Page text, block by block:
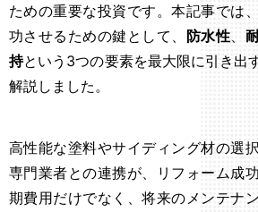
ための重要な投資です。本記事では
功させるための鍵として、 防水性、
持という3つの要素を最大限に引き出
解説しました。
高性能な塗料やサイディング材の選
専門業者との連携が、リフォーム成
期費用だけでなく、将来のメンテナ